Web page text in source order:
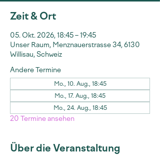
Zeit & Ort
05. Okt. 2026, 18:45 – 19:45
Unser Raum, Menznauerstrasse 34, 6130
Willisau, Schweiz
Andere Termine
Mo., 10. Aug., 18:45
Mo., 17. Aug., 18:45
Mo., 24. Aug., 18:45
20 Termine ansehen
Über die Veranstaltung